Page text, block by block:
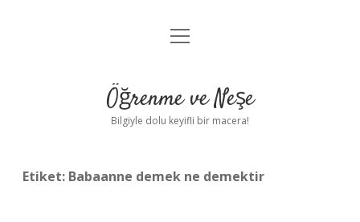
Anasayfa
Yasal Uyarı
menüyü
Öğrenme ve Neşe
Bilgiyle dolu keyifli bir macera!
Etiket: Babaanne demek ne demektir